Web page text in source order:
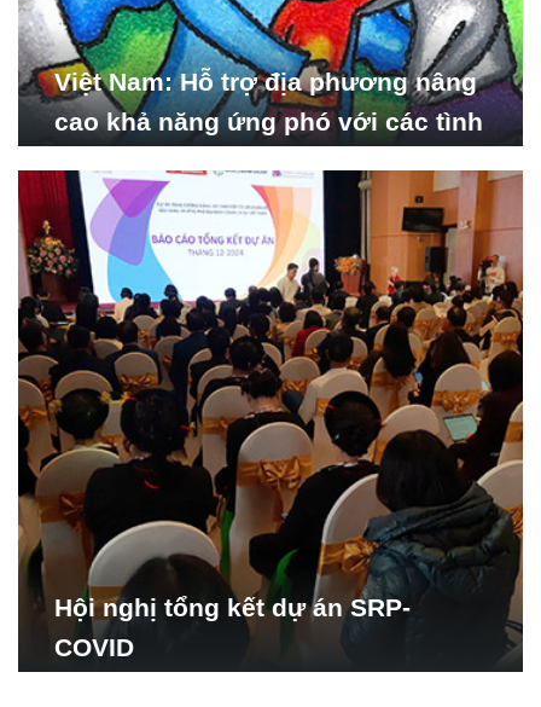
Việt Nam: Hỗ trợ địa phương nâng
cao khả năng ứng phó với các tình
Hội nghị tổng kết dự án SRP-
COVID